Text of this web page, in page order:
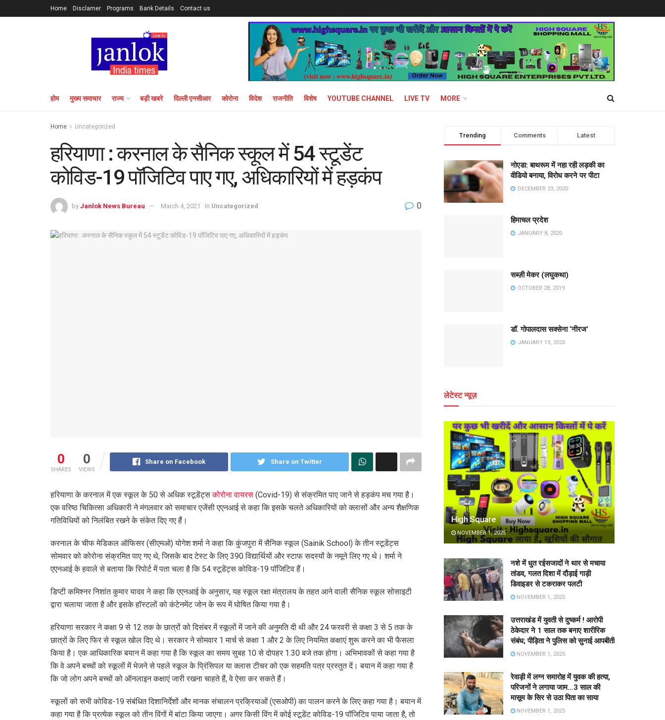
Home Disclamer Programs Bank Details Contact us
होम मुख्य समाचार राज्य बड़ी खबरे दिल्ली एनसीआर कोरोना विदेश राजनीति विशेष YOUTUBE CHANNEL LIVE TV MORE
Home Uncategorized
हरियाणा : करनाल के सैनिक स्कूल में 54 स्टूडेंट
कोविड-19 पॉजिटिव पाए गए, अधिकारियों में हड़कंप
by Janlok News Bureau March 4, 2021 in Uncategorized 0
0
SHARES
0
VIEWS
Share on Facebook Share on Twitter
हरियाणा के करनाल में एक स्कूल के 50 से अधिक स्टूडेंट्सकोरोना वायरस (Covid-19) से संक्रमित पाए जाने से हड़कंप मच गया है।
एक वरिष्ठ चिकित्सा अधिकारी ने मंगलवार को समाचार एजेंसी एएनआई से कहा कि इसके चलते अधिकारियों को क्लासों और अन्य शैक्षणिक
गतिविधियों को निलंबित रखने के संकेत दिए गए हैं।
करनाल के चीफ मेडिकल ऑफिसर (सीएमओ) योगेश शर्मा ने कहा कि कुंजपुरा में सैनिक स्कूल (Sainik School) के तीन स्टूडेंट्स
सोमवार को कोरोना संक्रमित पाए गए थे, जिसके बाद टेस्ट के लिए 390 विद्यार्थियों और स्टाफ सदस्यों के नमूने लिए गए थे। शर्मा ने
एएनआई के हवाले से बताया कि रिपोर्ट में पता चला है कि 54 स्टूडेंट्स कोविड-19 पॉजिटिव हैं।
डिप्टी कमिश्नर निशांत कुमार यादव ने कहा कि एएनआई के अनुसार, यह स्कूल रक्षा मंत्रालय के तहत आने वाली सैनिक स्कूल सोसाइटी
द्वारा चलाया जाता है और इसके हॉस्टलों को कंटेनमेंट जोन के रूप में घोषित किया गया है।
हरियाणा सरकार ने कक्षा 9 से 12 तक के छात्रों को दिसंबर में स्कूलों में जाने की अनुमति दी थी और 24 फरवरी से कक्षा 3 से 5 तक के
छात्रों के लिए फिर से स्कूल खोल दिए थे। सरकार ने सोमवार 1 मार्च से कक्षा 1 और 2 के लिए नियमित कक्षाएं शुरू करने का भी फैसला
किया है। एक आधिकारिक बयान में कहा गया है कि स्कूल का समय सुबह 10 से दोपहर 1.30 बजे तक होगा। अभिभावकों से कहा गया है
कि वे अपने बच्चों को स्कूलों में भेजने से पहले स्कूल के प्रिंसिपल या क्लास टीचर को एक सहमति पत्र प्रस्तुत दें। बयान में कहा गया है
कि जो लोग अपने बच्चों को ऑनलाइन कक्षाएं जारी रखना चाहते हैं, वे ऐसा कर सकते हैं।
स्कूलों को सभी कोविड-19 संबंधित दिशानिर्देशों और मानक संचालन प्रक्रियाओं (एसओपी) का पालन करने के लिए कहा गया है। बयान में
कहा गया है कि प्रत्येक स्कूल को तीन विंगों में बांटा किया जाएगा। अगर किसी विंग में कोई स्टूडेंट कोविड-19 पॉजिटिव पाया जाता है, तो
Trending Comments Latest
नोएडा: बाथरूम में नहा रही लड़की का
वीडियो बनाया, विरोध करने पर पीटा
DECEMBER 23, 2020
हिमाचल प्रदेश
JANUARY 8, 2020
सब्ज़ी मेकर (लघुकथा)
OCTOBER 28, 2019
डॉ. गोपालदास सक्सेना ‘नीरज’
JANUARY 13, 2020
लेटेस्ट न्यूज़
High Square
NOVEMBER 1, 2025
नशे में धुत रईसजादों ने थार से मचाया
तांडव, गलत दिशा में दौड़ाई गाड़ी
डिवाइडर से टकराकर पलटी
NOVEMBER 1, 2025
उत्तराखंड में युवती से दुष्कर्म ! आरोपी
ठेकेदार ने 1 साल तक बनाए शारीरिक
संबंध; पीड़िता ने पुलिस को सुनाई आपबीती
NOVEMBER 1, 2025
रेवाड़ी में लग्न समारोह में युवक की हत्या,
परिजनों ने लगाया जाम…3 साल की
मासूम के सिर से उठा पिता का साया
NOVEMBER 1, 2025